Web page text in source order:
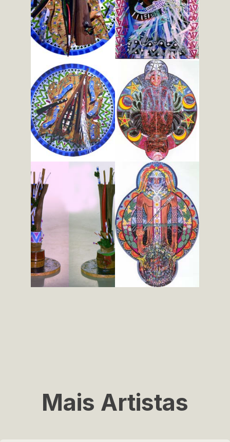
Mais Artistas